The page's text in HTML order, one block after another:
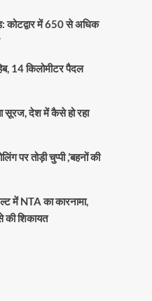
कोटद्वार में 650 से अधिक
14 किलोमीटर पैदल
सूरज, देश में कैसे हो रहा
पर तोड़ी चुप्पी ,’बहनों की
में NTA का कारनामा,
की शिकायत